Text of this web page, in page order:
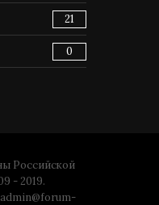
21
0
Российской
- 2019.
admin@forum-